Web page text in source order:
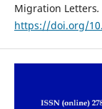
Migration Letters.
https://doi.org/